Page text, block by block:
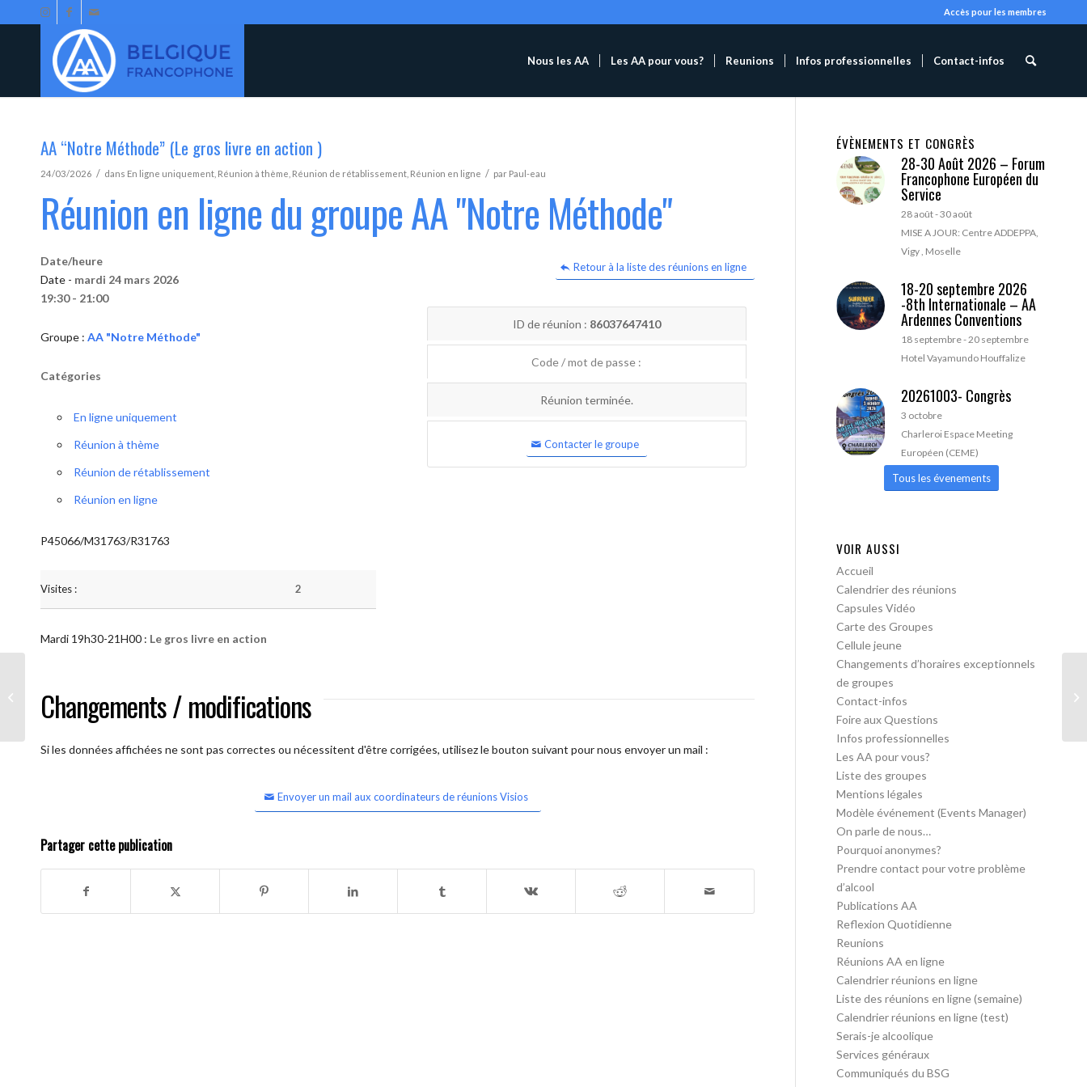
Accès pour les membres
Nous les AA Les AA pour vous? Reunions Infos professionnelles Contact-infos
AA “Notre Méthode” (Le gros livre en action )
24/03/2026 / dans En ligne uniquement Réunion à thème Réunion de rétablissement Réunion en ligne / par Paul-eau
Réunion en ligne du groupe AA "Notre Méthode"
Retour à la liste des réunions en ligne
Date/heure
Date - mardi 24 mars 2026
19:30 - 21:00
Groupe : AA "Notre Méthode"
Catégories
En ligne uniquement
Réunion à thème
Réunion de rétablissement
Réunion en ligne
P45066/M31763/R31763
Visites : 2
ID de réunion : 86037647410
Code / mot de passe :
Réunion terminée.
Contacter le groupe
Mardi 19h30-21H00 : Le gros livre en action
Changements / modifications
Si les données affichées ne sont pas correctes ou nécessitent d'être corrigées, utilisez le bouton suivant pour nous envoyer un mail :
Envoyer un mail aux coordinateurs de réunions Visios
Partager cette publication
ÉVÈNEMENTS ET CONGRÈS
28-30 Août 2026 – Forum
Francophone Européen du
Service
28 août-30 août
MISE A JOUR: Centre ADDEPPA,
Vigy , Moselle
18-20 septembre 2026
-8th Internationale – AA
Ardennes Conventions
18 septembre-20 septembre
Hotel Vayamundo Houffalize
20261003- Congrès
3 octobre
Charleroi Espace Meeting
Européen (CEME)
Tous les évenements
VOIR AUSSI
Accueil
Calendrier des réunions
Capsules Vidéo
Carte des Groupes
Cellule jeune
Changements d’horaires exceptionnels
de groupes
Contact-infos
Foire aux Questions
Infos professionnelles
Les AA pour vous?
Liste des groupes
Mentions légales
Modèle événement (Events Manager)
On parle de nous…
Pourquoi anonymes?
Prendre contact pour votre problème
d’alcool
Publications AA
Reflexion Quotidienne
Reunions
Réunions AA en ligne
Calendrier réunions en ligne
Liste des réunions en ligne (semaine)
Calendrier réunions en ligne (test)
Serais-je alcoolique
Services généraux
Communiqués du BSG
action )